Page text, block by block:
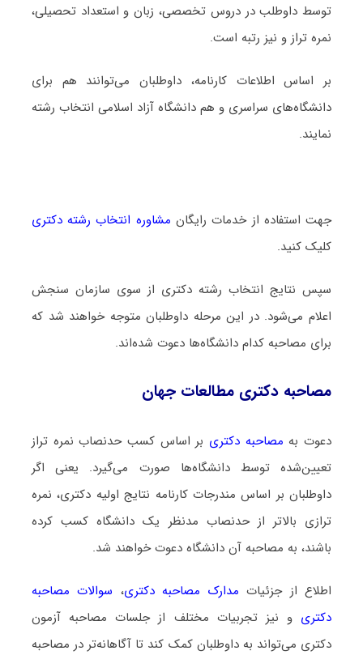
توسط داوطلب در دروس تخصصی، زبان و استعداد تحصیلی،
نمره تراز و نیز رتبه است.
بر اساس اطلاعات کارنامه، داوطلبان می‌توانند هم برای
دانشگاه‌های سراسری و هم دانشگاه آزاد اسلامی انتخاب رشته
نمایند.
جهت استفاده از خدمات رایگان مشاوره انتخاب رشته دکتری
کلیک کنید.
سپس نتایج انتخاب رشته دکتری از سوی سازمان سنجش
اعلام می‌شود. در این مرحله داوطلبان متوجه خواهند شد که
برای مصاحبه کدام دانشگاه‌ها دعوت شده‌اند.
مصاحبه دکتری مطالعات جهان
دعوت به مصاحبه دکتری بر اساس کسب حدنصاب نمره تراز
تعیین‌شده توسط دانشگاه‌ها صورت می‌گیرد. یعنی اگر
داوطلبان بر اساس مندرجات کارنامه نتایج اولیه دکتری، نمره
ترازی بالاتر از حدنصاب مدنظر یک دانشگاه کسب کرده
باشند، به مصاحبه آن دانشگاه دعوت خواهند شد.
اطلاع از جزئیات مدارک مصاحبه دکتری، سوالات مصاحبه
دکتری و نیز تجربیات مختلف از جلسات مصاحبه آزمون
دکتری می‌تواند به داوطلبان کمک کند تا آگاهانه‌تر در مصاحبه